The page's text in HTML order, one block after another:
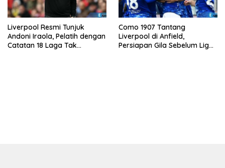
Liverpool Resmi Tunjuk
Andoni Iraola, Pelatih dengan
Catatan 18 Laga Tak
Como 1907 Tantang
Liverpool di Anfield,
Persiapan Gila Sebelum Liga